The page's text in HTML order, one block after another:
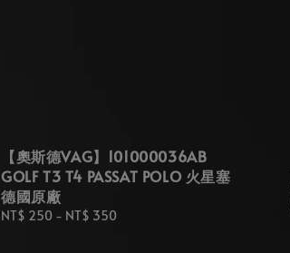
【奧斯德VAG】101000036AB
GOLF T3 T4 PASSAT POLO 火星塞
德國原廠
Regular
NT$ 250 - NT$ 350